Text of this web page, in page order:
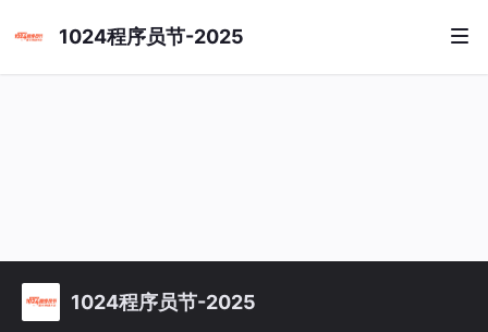
1024程序员节-2025
1024程序员节-2025